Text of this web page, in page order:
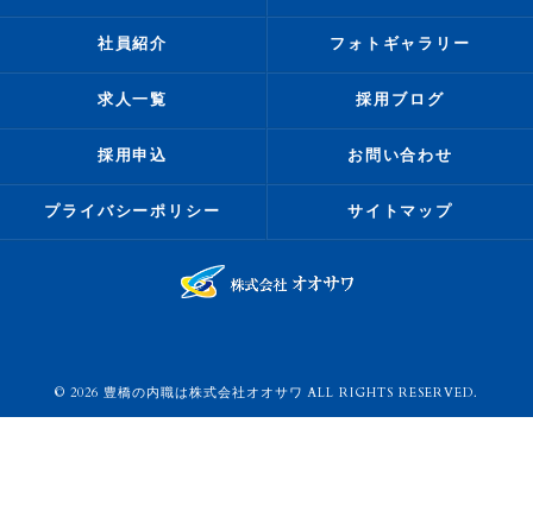
社員紹介 フォトギャラリー
求人一覧 採用ブログ
採用申込 お問い合わせ
プライバシーポリシー サイトマップ
© 2026 豊橋の内職は株式会社オオサワ ALL RIGHTS RESERVED.